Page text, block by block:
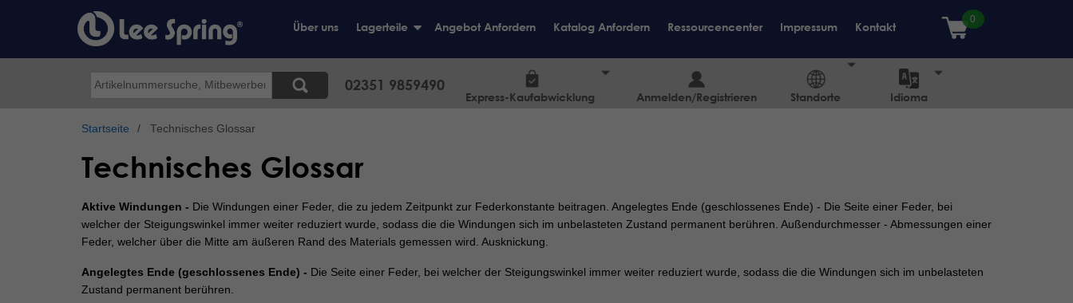
Über uns Lagerteile Angebot Anfordern Katalog Anfordern Ressourcencenter Impressum Kontakt
Suche 02351 9859490
Express-Kaufabwicklung Anmelden/Registrieren Standorte Idioma
Startseite Technisches Glossar
Technisches Glossar
Aktive Windungen - Die Windungen einer Feder, die zu jedem Zeitpunkt zur Federkonstante beitragen. Angelegtes Ende (geschlossenes Ende) - Die Seite einer Feder, bei
welcher der Steigungswinkel immer weiter reduziert wurde, sodass die die Windungen sich im unbelasteten Zustand permanent berühren. Außendurchmesser - Abmessungen einer
Feder, welcher über die Mitte am äußeren Rand des Materials gemessen wird. Ausknickung.
Angelegtes Ende (geschlossenes Ende) - Die Seite einer Feder, bei welcher der Steigungswinkel immer weiter reduziert wurde, sodass die die Windungen sich im unbelasteten
Zustand permanent berühren.